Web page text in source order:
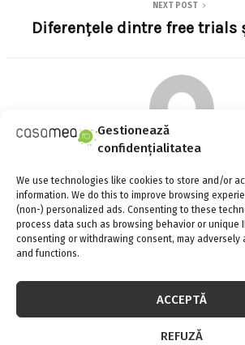
Gestionează
confidențialitatea
We use technologies like cookies to store and/or
information. We do this to improve browsing
(non-) personalized ads. Consenting to these
process data such as browsing behavior or unique
consenting or withdrawing consent, may
and functions.
ACCEPTĂ
REFUZĂ
NEXT POST
Diferențele dintre free trials
RELATED POSTS